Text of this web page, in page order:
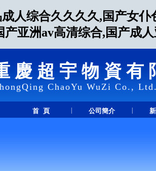
人综合久久久久,国产女
产亚洲av高清综合,国产成
慶超宇物資有
ChaoYu WuZi Co.,
首 頁 公司簡介